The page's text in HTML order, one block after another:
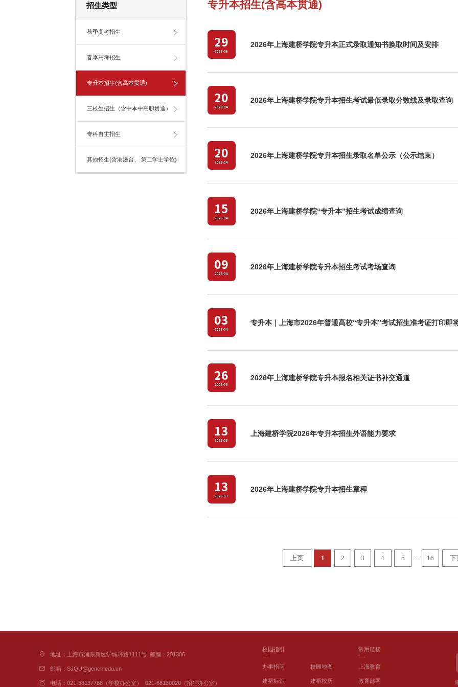
招生类型
秋季高考招生
春季高考招生
专升本招生(含高本贯通)
三校生招生（含中本中高职贯通）
专科自主招生
其他招生(含港澳台、 第二学士学位)
专升本招生(含高本贯通)
2026年上海建桥学院专升本正式录取通知书换取时间及安排
29
2026-06
2026年上海建桥学院专升本招生考试最低录取分数线及录取查询
20
2026-04
2026年上海建桥学院专升本招生录取名单公示（公示结束）
20
2026-04
2026年上海建桥学院“专升本”招生考试成绩查询
15
2026-04
2026年上海建桥学院专升本招生考试考场查询
09
2026-04
专升本｜上海市2026年普通高校“专升本”考试招生准考证打印即
03
2026-04
2026年上海建桥学院专升本报名相关证书补交通道
26
2026-03
上海建桥学院2026年专升本招生外语能力要求
13
2026-03
2026年上海建桥学院专升本招生章程
13
2026-03
上页 1 2 3 4 5 . . . 16
地址：上海市浦东新区沪城环路1111号 邮编：201306
邮箱：SJQU@gench.edu.cn
电话：021-58137788（学校办公室） 021-68130020（招生办公室）
校园指引
办事指南
建桥标识
校园地图
建桥校历
常用链接
上海教育
教育部网